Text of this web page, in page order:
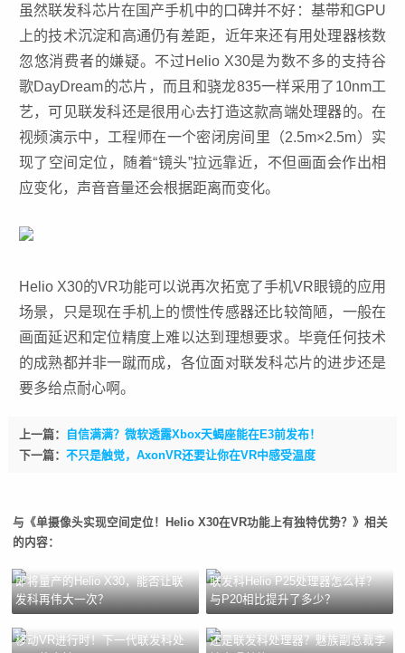
虽然联发科芯片在国产手机中的口碑并不好：基带和GPU
上的技术沉淀和高通仍有差距，近年来还有用处理器核数
忽悠消费者的嫌疑。不过Helio X30是为数不多的支持谷
歌DayDream的芯片，而且和骁龙835一样采用了10nm工
艺，可见联发科还是很用心去打造这款高端处理器的。在
视频演示中，工程师在一个密闭房间里（2.5m×2.5m）实
现了空间定位，随着“镜头”拉远靠近，不但画面会作出相
应变化，声音音量还会根据距离而变化。
Helio X30的VR功能可以说再次拓宽了手机VR眼镜的应用
场景，只是现在手机上的惯性传感器还比较简陋，一般在
画面延迟和定位精度上难以达到理想要求。毕竟任何技术
的成熟都并非一蹴而成，各位面对联发科芯片的进步还是
要多给点耐心啊。
上一篇：
自信满满？微软透露Xbox天蝎座能在E3前发布！
下一篇： 不只是触觉，AxonVR还要让你在VR中感受温度
与《单摄像头实现空间定位！Helio X30在VR功能上有独特优势？》相关
的内容：
即将量产的Helio X30，能否让联
发科再伟大一次？
联发科Helio P25处理器怎么样？
与P20相比提升了多少？
移动VR进行时！下一代联发科处
还是联发科处理器？魅族副总裁李